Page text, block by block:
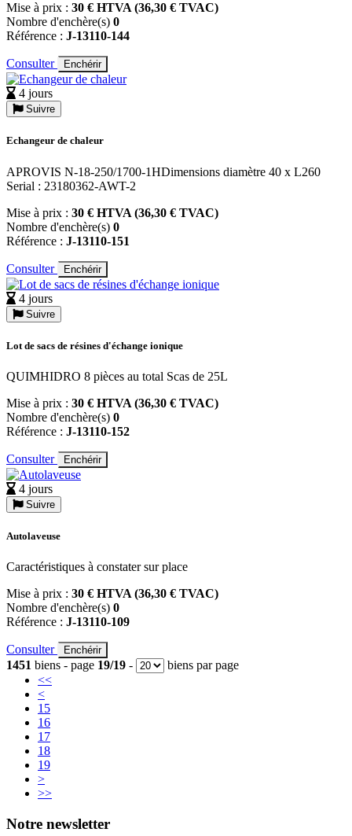
Mise à prix : 30 € HTVA (36,30 € TVAC)
Nombre d'enchère(s) 0
Référence : J-13110-144
Consulter Enchérir
4 jours
Suivre
Echangeur de chaleur
APROVIS N-18-250/1700-1HDimensions diamètre 40 x L260
Serial : 23180362-AWT-2
Mise à prix : 30 € HTVA (36,30 € TVAC)
Nombre d'enchère(s) 0
Référence : J-13110-151
Consulter Enchérir
4 jours
Suivre
Lot de sacs de résines d'échange ionique
QUIMHIDRO 8 pièces au total Scas de 25L
Mise à prix : 30 € HTVA (36,30 € TVAC)
Nombre d'enchère(s) 0
Référence : J-13110-152
Consulter Enchérir
4 jours
Suivre
Autolaveuse
Caractéristiques à constater sur place
Mise à prix : 30 € HTVA (36,30 € TVAC)
Nombre d'enchère(s) 0
Référence : J-13110-109
Consulter Enchérir
1451 biens - page 19/19 -
biens par page
<<
<
15
16
17
18
19
>
>>
Notre newsletter